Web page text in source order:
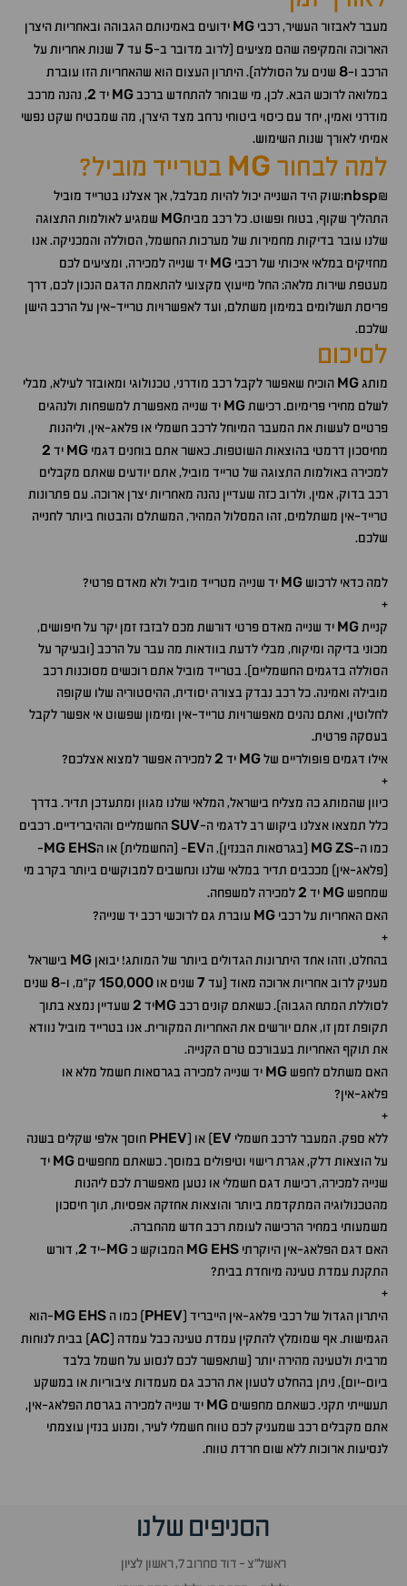
מעבר לאבזור העשיר, רכבי MG ידועים באמינותם הגבוהה ובאחריות היצרן
הארוכה והמקיפה שהם מציעים (לרוב מדובר ב-5 עד 7 שנות אחריות על
הרכב ו-8 שנים על הסוללה). היתרון העצום הוא שהאחריות הזו עוברת
במלואה לרוכש הבא. לכן, מי שבוחר להתחדש ברכבMG יד 2, נהנה מרכב
מודרני ואמין, יחד עם כיסוי ביטוחי נרחב מצד היצרן, מה שמבטיח שקט נפשי
אמיתי לאורך שנות השימוש.
למה לבחור MG בטרייד מוביל?
&
nbsp;שוק היד השנייה יכול להיות מבלבל, אך אצלנו בטרייד מוביל
התהליך שקוף, בטוח ופשוט. כל רכב מביתMG שמגיע לאולמות התצוגה
שלנו עובר בדיקות מחמירות של מערכות החשמל, הסוללה והמכניקה. אנו
מחזיקים במלאי איכותי של רכבי MG יד שנייה למכירה, ומציעים לכם
מעטפת שירות מלאה: החל מייעוץ מקצועי להתאמת הדגם הנכון לכם, דרך
פריסת תשלומים במימון משתלם, ועד לאפשרויות טרייד-אין על הרכב הישן
שלכם.
לסיכום
מותגMG הוכיח שאפשר לקבל רכב מודרני, טכנולוגי ומאובזר לעילא, מבלי
לשלם מחירי פרימיום. רכישתMG יד שנייה מאפשרת למשפחות ולנהגים
פרטיים לעשות את המעבר המיוחל לרכב חשמלי או פלאג-אין, וליהנות
מחיסכון דרמטי בהוצאות השוטפות. כאשר אתם בוחנים דגמי MG יד 2
למכירה באולמות התצוגה של טרייד מוביל, אתם יודעים שאתם מקבלים
רכב בדוק, אמין, ולרוב כזה שעדיין נהנה מאחריות יצרן ארוכה. עם פתרונות
טרייד-אין משתלמים, זהו המסלול המהיר, המשתלם והבטוח ביותר לחנייה
שלכם.
למה כדאי לרכוש MG יד שנייה מטרייד מוביל ולא מאדם פרטי?
+
קנייתMG יד שנייה מאדם פרטי דורשת מכם לבזבז זמן יקר על חיפושים,
מכוני בדיקה ומיקוח, מבלי לדעת בוודאות מה עבר על הרכב (ובעיקר על
הסוללה בדגמים החשמליים). בטרייד מוביל אתם רוכשים מסוכנות רכב
מובילה ואמינה. כל רכב נבדק בצורה יסודית, ההיסטוריה שלו שקופה
לחלוטין, ואתם נהנים מאפשרויות טרייד-אין ומימון שפשוט אי אפשר לקבל
בעסקה פרטית.
אילו דגמים פופולריים שלMG יד 2למכירה אפשר למצוא אצלכם?
+
כיוון שהמותג כה מצליח בישראל, המלאי שלנו מגוון ומתעדכן תדיר. בדרך
כלל תמצאו אצלנו ביקוש רב לדגמי ה-SUVהחשמליים וההיברידיים. רכבים
כמו ה-
MGZS (בגרסאות הבנזין), הEV- (החשמלית) או ה MG EHS
-
(פלאג-אין) מככבים תדיר במלאי שלנו ונחשבים למבוקשים ביותר בקרב מי
שמחפש MG יד 2למכירה למשפחה.
האם האחריות על רכבי MG עוברת גם לרוכשי רכב יד שנייה?
+
בהחלט, וזהו אחד היתרונות הגדולים ביותר של המותג! יבואן MG בישראל
מעניק לרוב אחריות ארוכה מאוד (עד 7 שנים או 150,000 ק"מ, ו-8 שנים
לסוללת המתח הגבוה). כשאתם קונים רכבMGיד 2 שעדיין נמצא בתוך
תקופת זמן זו, אתם יורשים את האחריות המקורית. אנו בטרייד מוביל נוודא
את תוקף האחריות בעבורכם טרם הקנייה.
האם משתלם לחפש MG יד שנייה למכירה בגרסאות חשמל מלא או
פלאג-אין?
+
ללא ספק. המעבר לרכב חשמלי EV) או (PHEV חוסך אלפי שקלים בשנה
על הוצאות דלק, אגרת רישוי וטיפולים במוסך. כשאתם מחפשים MG יד
שנייה למכירה, רכישת דגם חשמלי או נטען מאפשרת לכם ליהנות
מהטכנולוגיה המתקדמת ביותר והוצאות אחזקה אפסיות, תוך חיסכון
משמעותי במחיר הרכישה לעומת רכב חדש מהחברה.
האם דגם הפלאג-אין היוקרתי
MG EHS המבוקש כMG-יד 2, דורש
התקנת עמדת טעינה מיוחדת בבית?
+
היתרון הגדול של רכבי פלאג-אין הייבריד (PHEV) כמו ה MG EHS
-הוא
הגמישות. אף שמומלץ להתקין עמדת טעינה כבל עמדה (AC) בבית לנוחות
מרבית ולטעינה מהירה יותר (שתאפשר לכם לנסוע על חשמל בלבד
ביום-יום), ניתן בהחלט לטעון את הרכב גם מעמדות ציבוריות או במשקע
תעשייתי תקני. כשאתם מחפשים MG יד שנייה למכירה בגרסת הפלאג-אין,
אתם מקבלים רכב שמעניק לכם טווח חשמלי לעיר, ומנוע בנזין עוצמתי
לנסיעות ארוכות ללא שום חרדת טווח.
הסניפים שלנו
ראשל״צ - דוד סחרוב 7, ראשון לציון